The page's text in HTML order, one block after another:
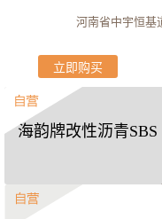
河南省中宇恒基
立即购买
海韵牌改性沥青SBS